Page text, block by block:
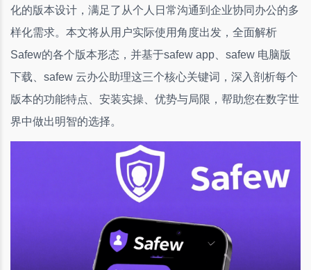
化的版本设计，满足了从个人日常沟通到企业协同办公的多
样化需求。本文将从用户实际使用角度出发，全面解析
Safew的各个版本形态，并基于safew app、safew 电脑版
下载、safew 云办公助理这三个核心关键词，深入剖析每个
版本的功能特点、安装实操、优势与局限，帮助您在数字世
界中做出明智的选择。